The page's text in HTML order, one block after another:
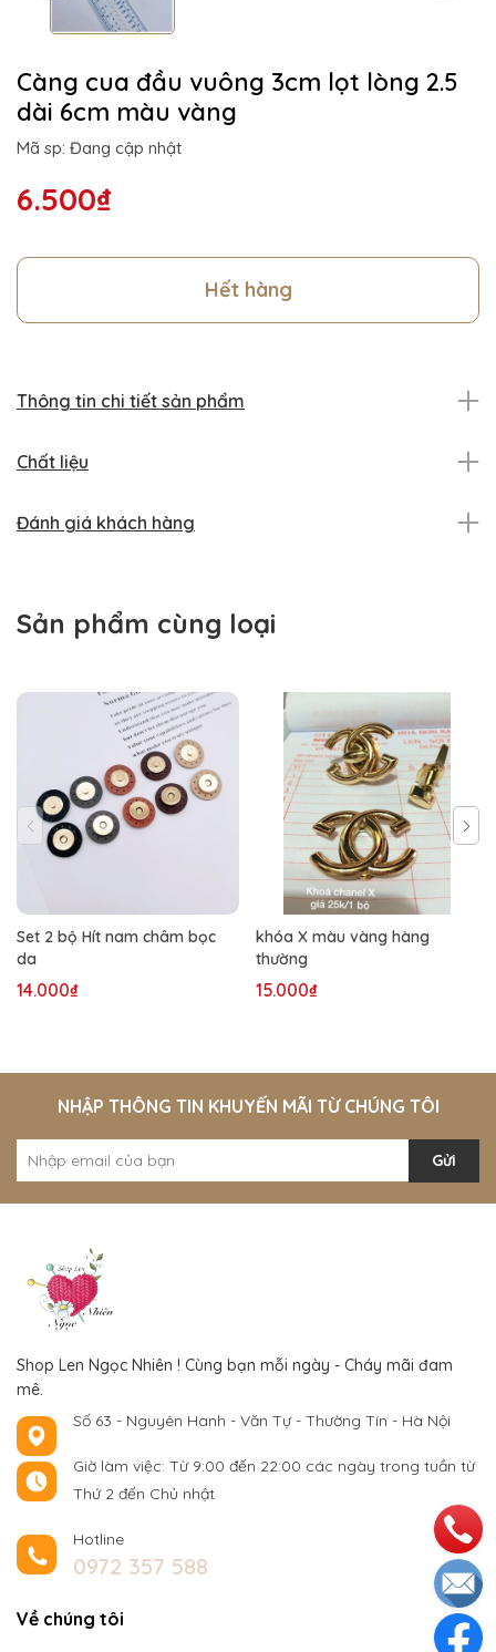
Càng cua đầu vuông 3cm lọt lòng 2.5
dài 6cm màu vàng
Mã sp: Đang cập nhật
6.500₫
Hết hàng
Thông tin chi tiết sản phẩm
Chất liệu
Đánh giá khách hàng
Sản phẩm cùng loại
Set 2 bộ Hít nam châm bọc
da
14.000₫
khóa X màu vàng hàng
thường
15.000₫
NHẬP THÔNG TIN KHUYẾN MÃI TỪ CHÚNG TÔI
Gửi
Shop Len Ngọc Nhiên ! Cùng bạn mỗi ngày - Cháy mãi đam
mê.
Số 63 - Nguyên Hanh - Văn Tự - Thường Tín - Hà Nội
Giờ làm việc: Từ 9:00 đến 22:00 các ngày trong tuần từ
Thứ 2 đến Chủ nhật
Hotline
0972 357 588
Về chúng tôi